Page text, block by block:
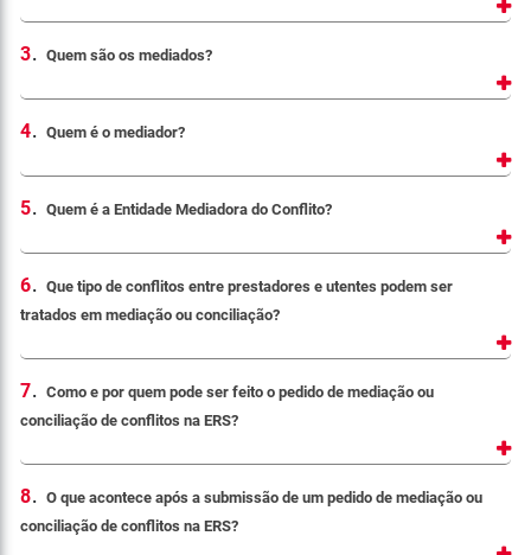
3. Quem são os mediados?
4. Quem é o mediador?
5. Quem é a Entidade Mediadora do Conflito?
6. Que tipo de conflitos entre prestadores e utentes podem ser
tratados em mediação ou conciliação?
7. Como e por quem pode ser feito o pedido de mediação ou
conciliação de conflitos na ERS?
8. O que acontece após a submissão de um pedido de mediação ou
conciliação de conflitos na ERS?